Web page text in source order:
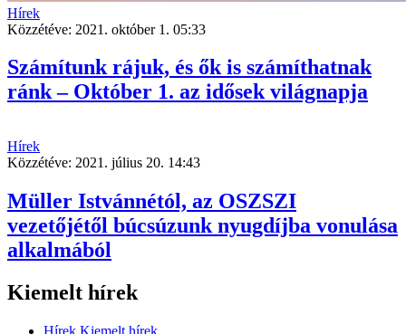
Hírek
Közzétéve: 2021. október 1. 05:33
Számítunk rájuk, és ők is számíthatnak
ránk – Október 1. az idősek világnapja
Hírek
Közzétéve: 2021. július 20. 14:43
Müller Istvánnétól, az OSZSZI
vezetőjétől búcsúzunk nyugdíjba vonulása
alkalmából
Kiemelt hírek
Hírek Kiemelt hírek